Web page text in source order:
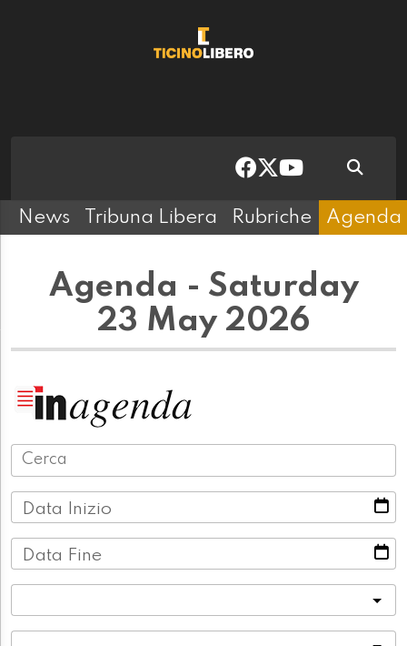
News Tribuna Libera Rubriche Agenda
Agenda - Saturday
23 May 2026
Data Inizio
Data Fine